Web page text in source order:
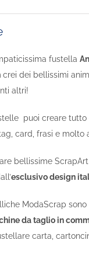
fustella
crei dei bellissimi
altri!
puoi creare tutto
card, frasi e molto
bellissime
esclusivo design
ModaScrap sono
da taglio in
carta,